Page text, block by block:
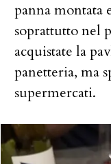
panna montata
soprattutto nel
acquistate la
panetteria, ma
supermercati.